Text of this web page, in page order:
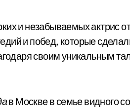
и незабываемых актрис
и побед, которые
своим уникальным
в Москве в семье видного